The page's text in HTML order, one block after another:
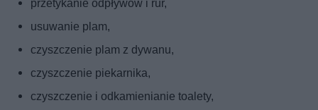
przetykanie odpływów i rur,
usuwanie plam,
czyszczenie plam z dywanu,
czyszczenie piekarnika,
czyszczenie i odkamienianie toalety,